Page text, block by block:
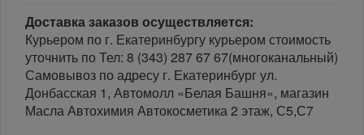
Доставка заказов осуществляется:
Курьером по г. Екатеринбургу курьером стоимость
уточнить по Тел: 8 (343) 287 67 67(многоканальный)
Самовывоз по адресу г. Екатеринбург ул.
Донбасская 1, Автомолл «Белая Башня», магазин
Масла Автохимия Автокосметика 2 этаж, С5,С7